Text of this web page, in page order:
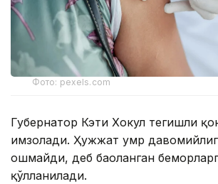
Фото: pexels.com
Губернатор Кэти Хокул тегишли
имзолади. Ҳужжат умр
ошмайди, деб баҳоланган
қўлланилади.